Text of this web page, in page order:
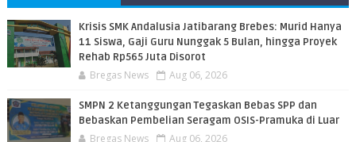
Krisis SMK Andalusia Jatibarang Brebes: Murid Hanya
11 Siswa, Gaji Guru Nunggak 5 Bulan, hingga Proyek
Rehab Rp565 Juta Disorot
Bregas News Aug 06, 2026
SMPN 2 Ketanggungan Tegaskan Bebas SPP dan
Bebaskan Pembelian Seragam OSIS-Pramuka di Luar
Bregas News Aug 06, 2026